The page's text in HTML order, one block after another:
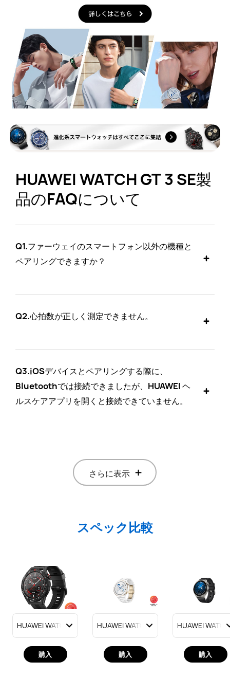
HUAWEI WATCH GT 3 SE製
品のFAQについて
Q1.ファーウェイのスマートフォン以外の機種と
ペアリングできますか？
Q2.心拍数が正しく測定できません。
Q3.iOSデバイスとペアリングする際に、
Bluetoothでは接続できましたが、HUAWEI ヘ
ルスケアアプリを開くと接続できていません。
さらに表示
スペック比較
購入 購入 購入